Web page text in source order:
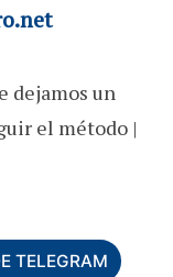
dejamos un
el método |
TELEGRAM